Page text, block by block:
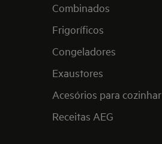
Combinados
Frigoríficos
Congeladores
Exaustores
Acesórios para cozinhar
Receitas AEG